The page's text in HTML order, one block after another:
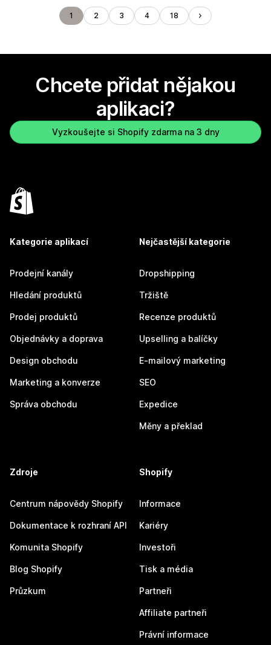
1 2 3 4 18
Chcete přidat nějakou
aplikaci?
Vyzkoušejte si Shopify zdarma na 3 dny
Kategorie aplikací
Prodejní kanály
Hledání produktů
Prodej produktů
Objednávky a doprava
Design obchodu
Marketing a konverze
Správa obchodu
Nejčastější kategorie
Dropshipping
Tržiště
Recenze produktů
Upselling a balíčky
E-mailový marketing
SEO
Expedice
Měny a překlad
Zdroje
Centrum nápovědy Shopify
Dokumentace k rozhraní API
Komunita Shopify
Blog Shopify
Průzkum
Shopify
Informace
Kariéry
Investoři
Tisk a média
Partneři
Affiliate partneři
Právní informace